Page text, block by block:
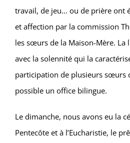
travail, de jeu… ou de prière ont
et affection par la commission
les sœurs de la Maison-Mère. La
avec la solennité qui la
participation de plusieurs sœurs
possible un office bilingue.
Le dimanche, nous avons eu la
Pentecôte et à l’Eucharistie, le